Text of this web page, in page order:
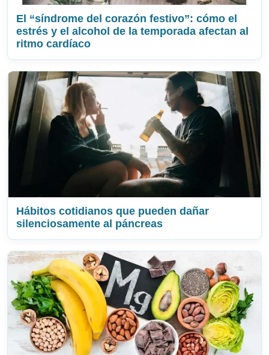
El “síndrome del corazón festivo”: cómo el
estrés y el alcohol de la temporada afectan al
ritmo cardíaco
Hábitos cotidianos que pueden dañar
silenciosamente al páncreas